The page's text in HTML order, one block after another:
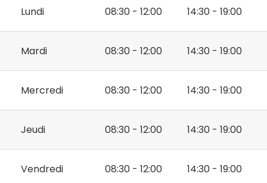
Lundi 08:30 - 12:00 14:30 - 19:00
Mardi 08:30 - 12:00 14:30 - 19:00
Mercredi 08:30 - 12:00 14:30 - 19:00
Jeudi 08:30 - 12:00 14:30 - 19:00
Vendredi 08:30 - 12:00 14:30 - 19:00